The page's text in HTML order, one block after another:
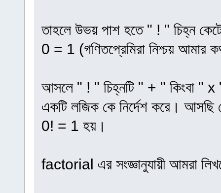
তাহলে উভয় পাশ হতে " ! " চিহ্ন
0 = 1 (গণিতপ্রেমিরা নিশ্চয় আমার
আসলে " ! " চিহ্নটি " + " কিংবা "
একটি লজিক কে নির্দেশ করে। আসছি
0! = 1 হয়।
factorial এর সংজ্ঞানুযায়ী আমরা